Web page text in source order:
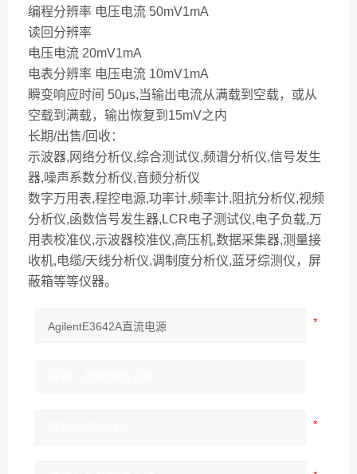
编程分辨率 电压电流 50mV1mA
读回分辨率
电压电流 20mV1mA
电表分辨率 电压电流 10mV1mA
瞬变响应时间 50μs,当输出电流从满载到空载，或从
空载到满载，输出恢复到15mV之内
长期/出售/回收：
示波器,网络分析仪,综合测试仪,频谱分析仪,信号发生
器,噪声系数分析仪,音频分析仪
数字万用表,程控电源,功率计,频率计,阻抗分析仪,视频
分析仪,函数信号发生器,LCR电子测试仪,电子负载,万
用表校准仪,示波器校准仪,高压机,数据采集器,测量接
收机,电缆/天线分析仪,调制度分析仪,蓝牙综测仪，屏
蔽箱等等仪器。